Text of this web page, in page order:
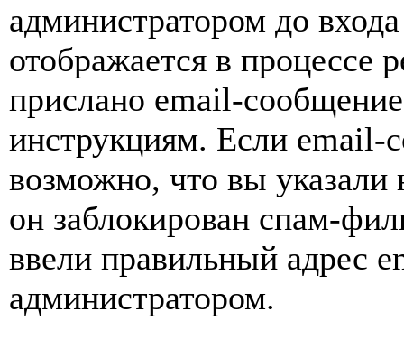
администратором до
отображается в процессе
прислано email-
инструкциям. Если email-
возможно, что вы
он заблокирован спам-
ввели правильный адрес
администратором.